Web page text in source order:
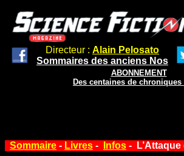
Directeur : Alain Pelosato
Sommaires des anciens Nos
ABONNEMENT
Des centaines de
Sommaire - Livres - Infos -